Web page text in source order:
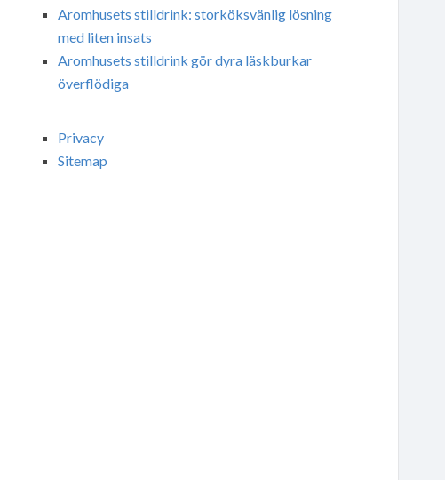
Aromhusets stilldrink: storköksvänlig lösning
med liten insats
Aromhusets stilldrink gör dyra läskburkar
överflödiga
Privacy
Sitemap